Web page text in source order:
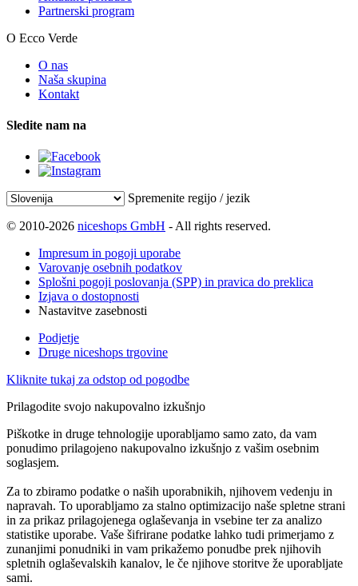
Partnerski program
O Ecco Verde
O nas
Naša skupina
Kontakt
Sledite nam na
Spremenite regijo / jezik
© 2010-2026 niceshops GmbH - All rights reserved.
Impresum in pogoji uporabe
Varovanje osebnih podatkov
Splošni pogoji poslovanja (SPP) in pravica do preklica
Izjava o dostopnosti
Nastavitve zasebnosti
Podjetje
Druge niceshops trgovine
Kliknite tukaj za odstop od pogodbe
Prilagodite svojo nakupovalno izkušnjo
Piškotke in druge tehnologije uporabljamo samo zato, da vam
ponudimo prilagojeno nakupovalno izkušnjo z vašim osebnim
soglasjem.
Za to zbiramo podatke o naših uporabnikih, njihovem vedenju in
napravah. To uporabljamo za stalno optimizacijo naše spletne strani
in za prikaz prilagojenega oglaševanja in vsebine ter za analizo
statistike uporabe. Vaše šifrirane podatke lahko tudi primerjamo z
zunanjimi ponudniki in vam prikažemo ponudbe prek njihovih
spletnih oglaševalskih kanalov, le če njihove storitve že uporabljate
sami.